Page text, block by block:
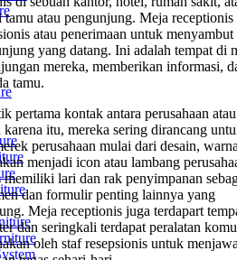
atau pengunjung. Meja receptionis
atau penerimaan untuk menyambut
yang datang. Ini adalah tempat di
mereka, memberikan informasi,
tamu.
pertama kontak antara perusahaan atau
itu, mereka sering dirancang
perusahaan mulai dari desain,
menjadi icon atau lambang
memiliki lari dan rak penyimpanan
dan formulir penting lainnya yang
Meja receptionis juga terdapart
dan seringkali terdapat peralatan
oleh staf resepsionis untuk